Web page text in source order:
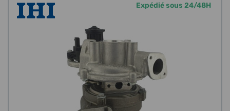
Expédié sous 24/48H